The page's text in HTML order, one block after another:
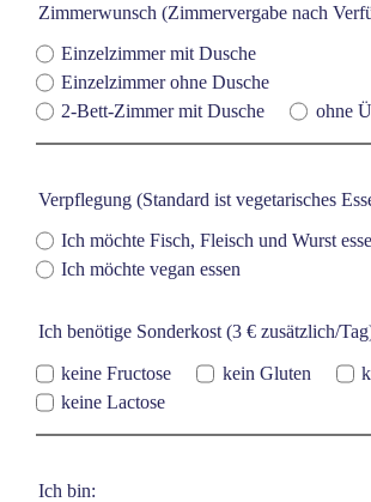
Zimmerwunsch (Zimmervergabe nach
Einzelzimmer mit Dusche
Einzelzimmer ohne Dusche
2-Bett-Zimmer mit Dusche
ohne
Verpflegung (Standard ist vegetarisches
Ich möchte Fisch, Fleisch und Wurst
Ich möchte vegan essen
Ich benötige Sonderkost (3 € zusätzlich/
keine Fructose kein Gluten
keine Lactose
Ich bin: